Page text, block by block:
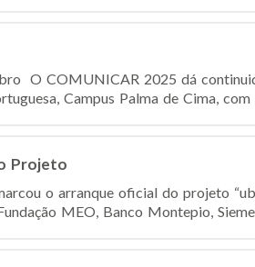
O COMUNICAR 2025 dá
Campus Palma de Cima, com
Projeto
o arranque oficial do projeto
MEO, Banco Montepio,